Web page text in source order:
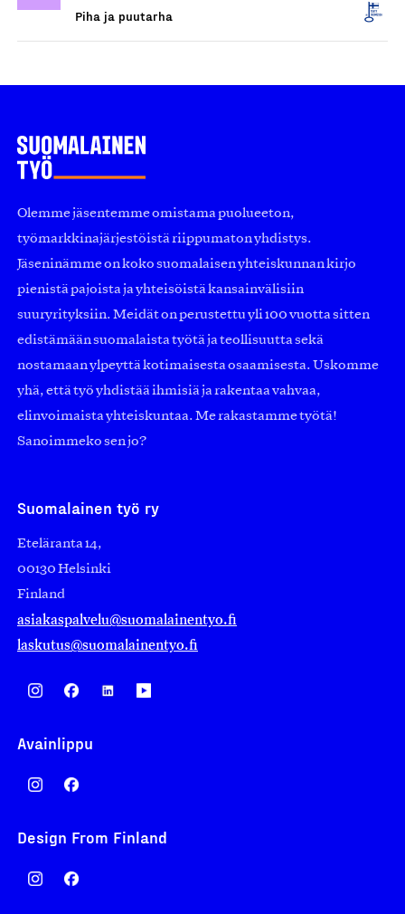
Piha ja puutarha
Olemme jäsentemme omistama puolueeton,
työmarkkinajärjestöistä riippumaton yhdistys.
Jäseninämme on koko suomalaisen yhteiskunnan kirjo
pienistä pajoista ja yhteisöistä kansainvälisiin
suuryrityksiin. Meidät on perustettu yli 100 vuotta sitten
edistämään suomalaista työtä ja teollisuutta sekä
nostamaan ylpeyttä kotimaisesta osaamisesta. Uskomme
yhä, että työ yhdistää ihmisiä ja rakentaa vahvaa,
elinvoimaista yhteiskuntaa. Me rakastamme työtä!
Sanoimmeko sen jo?
Suomalainen työ ry
Eteläranta 14,
00130 Helsinki
Finland
asiakaspalvelu@suomalainentyo.fi
laskutus@suomalainentyo.fi
Avainlippu
Design From Finland